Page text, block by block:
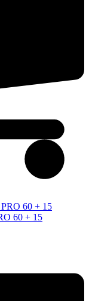
60 + 15